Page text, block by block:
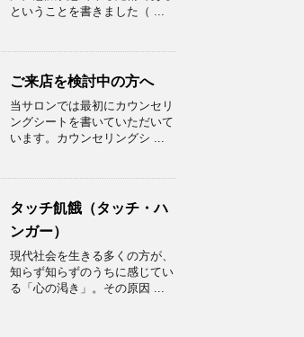
ということを書きました（ ...
ご来店を検討中の方へ
当サロンでは最初にカウンセリ
ングシートを書いていただいて
います。カウンセリングシ ...
タッチ飢餓（タッチ・ハ
ンガー）
現代社会を生きる多くの方が、
知らず知らずのうちに感じてい
る「心の渇き」。その原因 ...